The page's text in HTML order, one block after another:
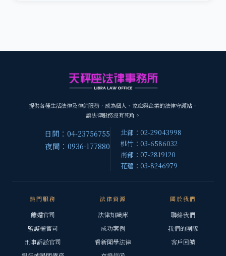
提供各種生活法律及律師服務，成為個人、家庭與企業的法律守護站，
讓法律服務沒有死角。
日間：04-23756755
夜間：0936-177880
北部：02-29043998
桃竹：03-6586032
南部：07-2819120
花蓮：03-8246979
熱門服務
離婚官司
監護權官司
刑事訴訟官司
法律資源
法律知識庫
成功案例
看新聞學法律
關於我們
聯絡我們
我們的團隊
客戶回饋